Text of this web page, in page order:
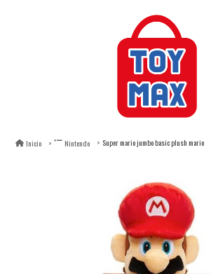
Inicio Nintendo Super mario jumbo basic plush mario